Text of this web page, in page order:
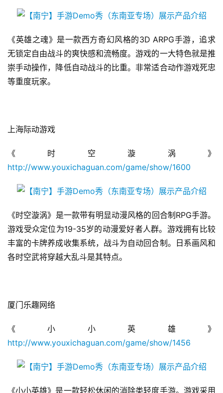
首
页
游
戏
业
界
手
机
游
戏
戏
闲
游
《英雄之魂》是一款西方奇幻风格的3D ARPG手游，追求
无锁定自由战斗的爽快感和流畅度。游戏的一大特色就是推
崇手动操作，降低自动战斗的比重。非常适合动作游戏死忠
等重度玩家。
上海际动游戏
《时空漩涡》
http://www.youxichaguan.com/game/show/1600
《时空漩涡》是一款带有明显动漫风格的回合制RPG手游。
游戏受众定位为19-35岁的动漫爱好者人群。游戏拥有比较
丰富的卡牌养成收集系统，战斗为自动回合制。日系画风和
各时空武将穿越大乱斗是其特点。
厦门乐趣网络
《小小英雄》
http://www.youxichaguan.com/game/show/1456
《小小英雄》是一款轻松休闲的消除类轻度手游。游戏采用